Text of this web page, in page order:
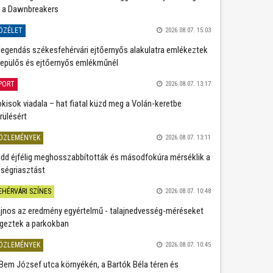
Dawnbreakers
2026.08.07. 15:03
székesfehérvári ejtőernyős alakulatra emlékeztek
és ejtőernyős emlékműnél
2026.08.07. 13:17
viadala – hat fiatal küzd meg a Volán-keretbe
2026.08.07. 13:11
éjfélig meghosszabbították és másodfokúra mérséklik a
SZÍNES 2026.08.07. 10:48
az eredmény egyértelmű - talajnedvesség-méréseket
a parkokban
2026.08.07. 10:45
József utca környékén, a Bartók Béla téren és